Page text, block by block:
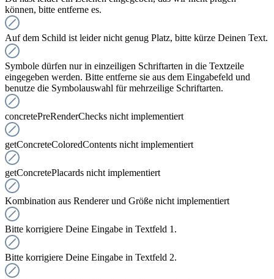
können, bitte entferne es.
Auf dem Schild ist leider nicht genug Platz, bitte kürze Deinen Text.
Symbole dürfen nur in einzeiligen Schriftarten in die Textzeile
eingegeben werden. Bitte entferne sie aus dem Eingabefeld und
benutze die Symbolauswahl für mehrzeilige Schriftarten.
concretePreRenderChecks nicht implementiert
getConcreteColoredContents nicht implementiert
getConcretePlacards nicht implementiert
Kombination aus Renderer und Größe nicht implementiert
Bitte korrigiere Deine Eingabe in Textfeld 1.
Bitte korrigiere Deine Eingabe in Textfeld 2.